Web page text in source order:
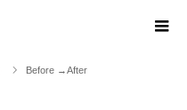
Before →After